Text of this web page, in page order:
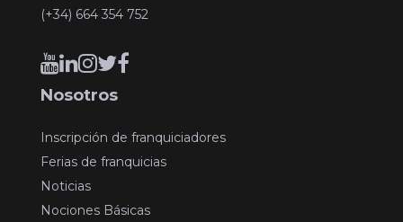
(+34) 664 354 752
Nosotros
Inscripción de franquiciadores
Ferias de franquicias
Noticias
Nociones Básicas